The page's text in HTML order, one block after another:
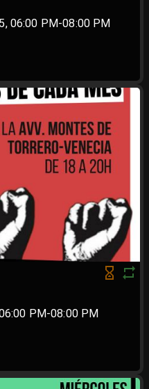
06:00 PM-08:00 PM
PM-08:00 PM